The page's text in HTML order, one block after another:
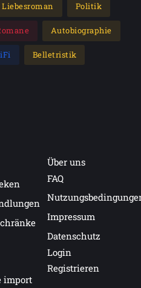
Liebesroman Politik
Autobiographie
Belletristik
import
Über uns
FAQ
Impressum
Datenschutz
Login
Registrieren